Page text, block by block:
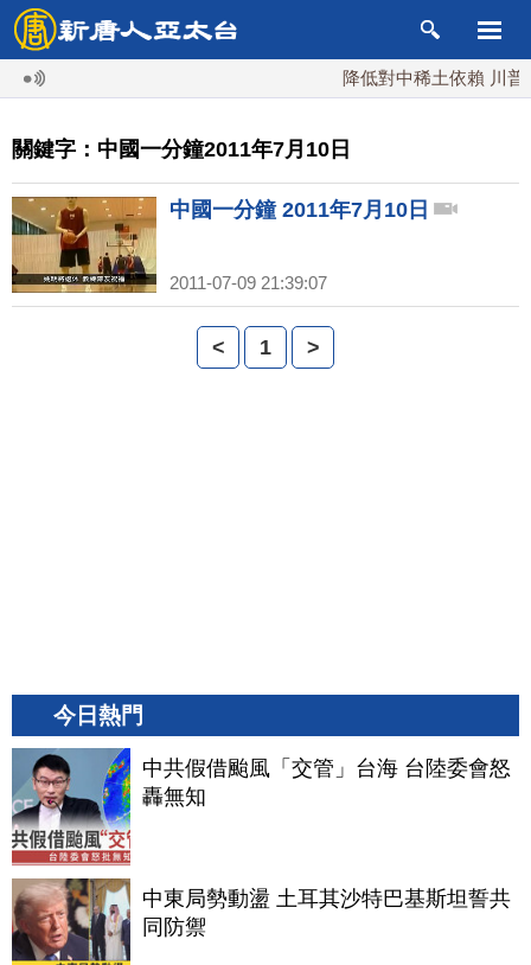
降低對中稀土依賴 川普
關鍵字：中國一分鐘2011年7月10日
中國一分鐘 2011年7月10日
2011-07-09 21:39:07
< 1 >
今日熱門
中共假借颱風「交管」台海 台陸委會怒
轟無知
中東局勢動盪 土耳其沙特巴基斯坦誓共
同防禦